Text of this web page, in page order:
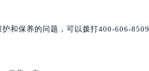
需提前预约）
（需提前预约）
和保养的问题，可以拨打400-606-8509